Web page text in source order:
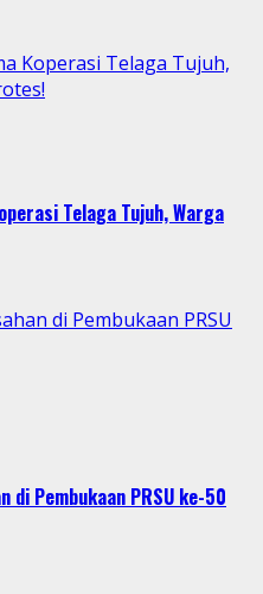
Koperasi Telaga Tujuh,
Telaga Tujuh, Warga
di Pembukaan PRSU
di Pembukaan PRSU ke-50